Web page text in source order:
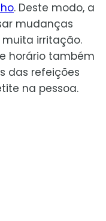
. Deste modo, a
mudanças
muita irritação.
horário também
das refeições
na pessoa.